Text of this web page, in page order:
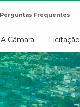
Perguntas Frequentes
A Câmara Licitação